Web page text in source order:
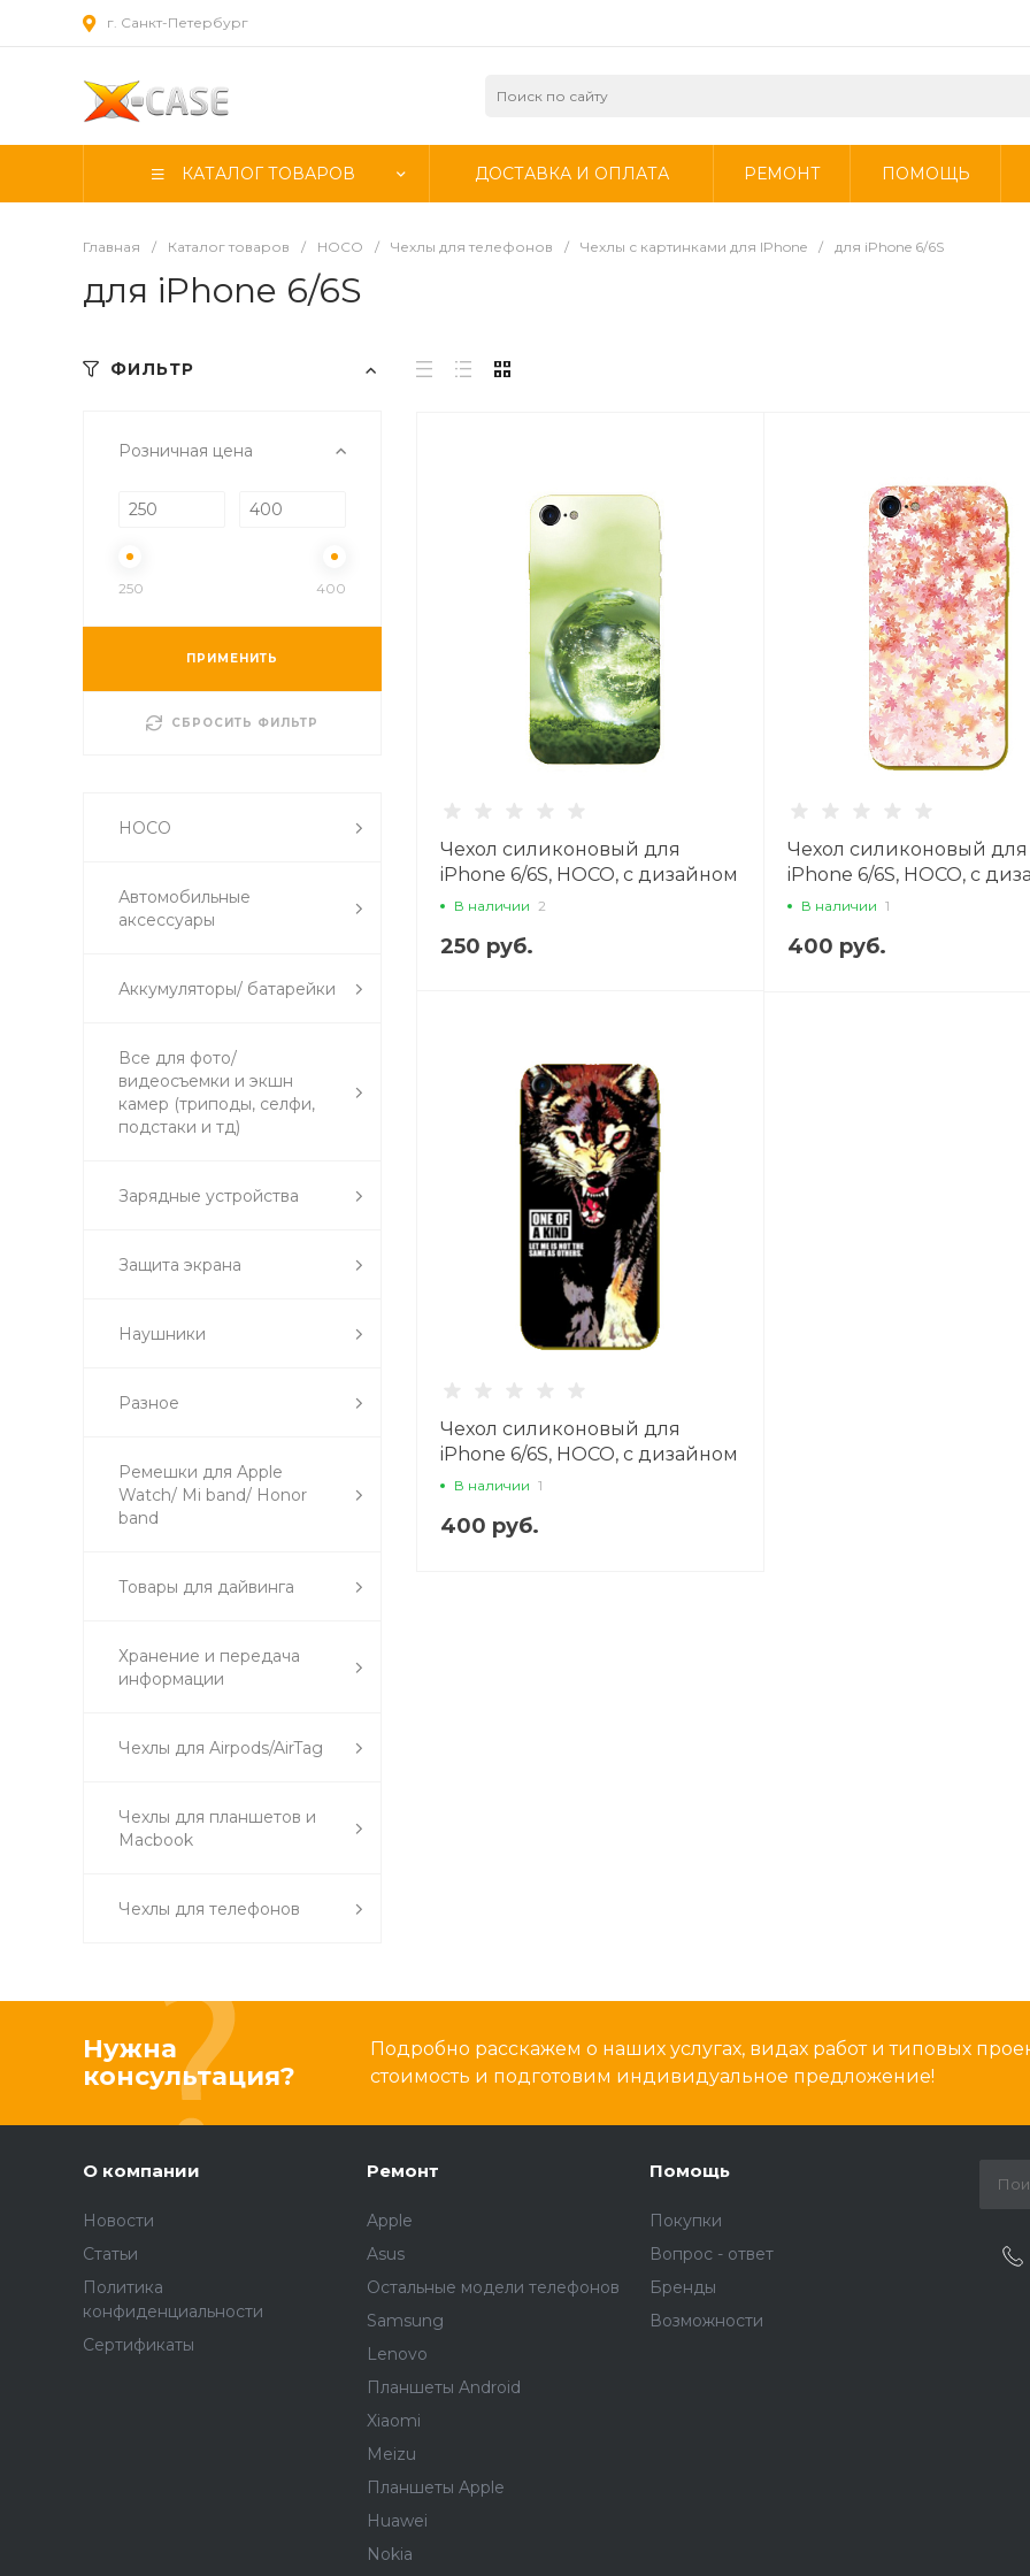
г. Санкт-Петербург
КАТАЛОГ ТОВАРОВ ДОСТАВКА И ОПЛАТА РЕМОНТ ПОМОЩЬ
Главная / Каталог товаров / HOCO / Чехлы для телефонов / Чехлы с картинками для IPhone / для iPhone 6/6S
для iPhone 6/6S
ФИЛЬТР
Розничная цена
250 400
ПРИМЕНИТЬ
СБРОСИТЬ ФИЛЬТР
HOCO
Автомобильные
аксессуары
Аккумуляторы/ батарейки
Все для фото/
видеосъемки и экшн
камер (триподы, селфи,
подстаки и тд)
Зарядные устройства
Защита экрана
Наушники
Разное
Ремешки для Apple
Watch/ Mi band/ Honor
band
Товары для дайвинга
Хранение и передача
информации
Чехлы для Airpods/AirTag
Чехлы для планшетов и
Macbook
Чехлы для телефонов
Чехол силиконовый для
iPhone 6/6S, HOCO, с дизайном
зеленый шарик
В наличии 2
250 руб.
Чехол силиконовый для
iPhone 6/6S, HOCO, с
листья
В наличии 1
400 руб.
Чехол силиконовый для
iPhone 6/6S, HOCO, с дизайном
волк
В наличии 1
400 руб.
Нужна
консультация?
Подробно расскажем о наших услугах, видах работ и типовых
стоимость и подготовим индивидуальное предложение!
О компании
Новости
Статьи
Политика
конфиденциальности
Сертификаты
Ремонт
Apple
Asus
Остальные модели телефонов
Samsung
Lenovo
Планшеты Android
Xiaomi
Meizu
Планшеты Apple
Huawei
Nokia
Помощь
Покупки
Вопрос - ответ
Бренды
Возможности